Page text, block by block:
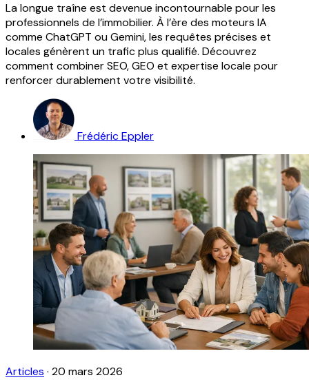
La longue traîne est devenue incontournable pour les
professionnels de l’immobilier. À l’ère des moteurs IA
comme ChatGPT ou Gemini, les requêtes précises et
locales génèrent un trafic plus qualifié. Découvrez
comment combiner SEO, GEO et expertise locale pour
renforcer durablement votre visibilité.
Frédéric Eppler
Articles · 20 mars 2026